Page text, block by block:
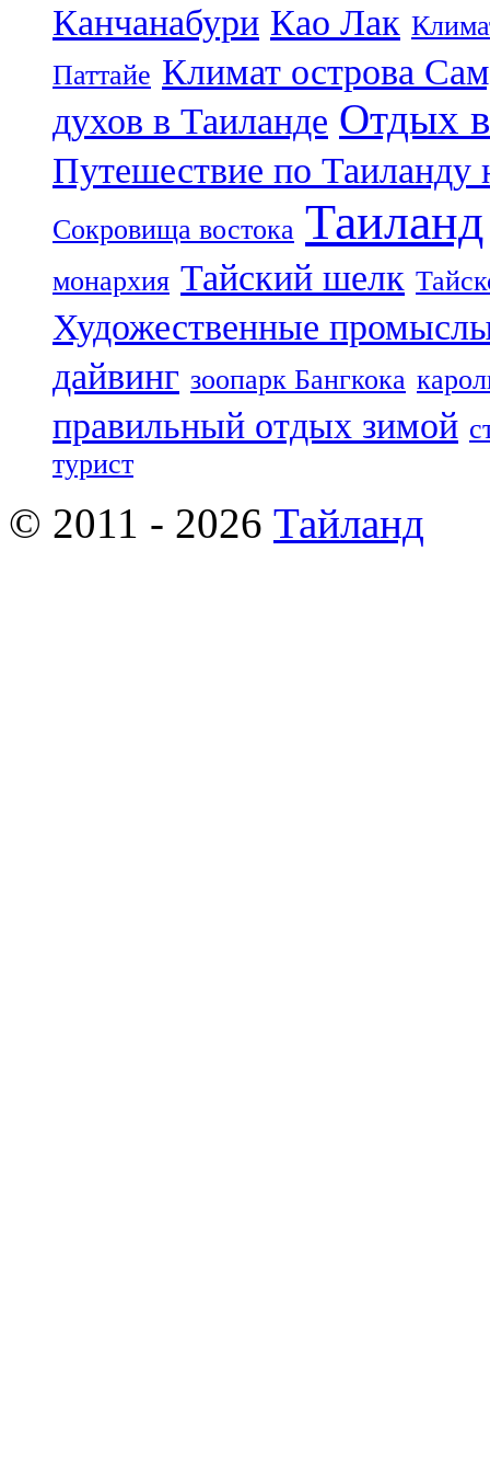
Канчанабури Као Лак
Паттайе Климат острова
духов в Таиланде Отдых
Путешествие по Таиланду
Сокровища востока Таиланд
монархия Тайский шелк
Художественные
дайвинг зоопарк Бангкока
правильный отдых зимой
турист
© 2011 - 2026 Тайланд